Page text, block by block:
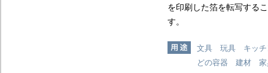
を印刷した箔を転写する
す。
文具 玩具 キッ
どの容器 建材 家